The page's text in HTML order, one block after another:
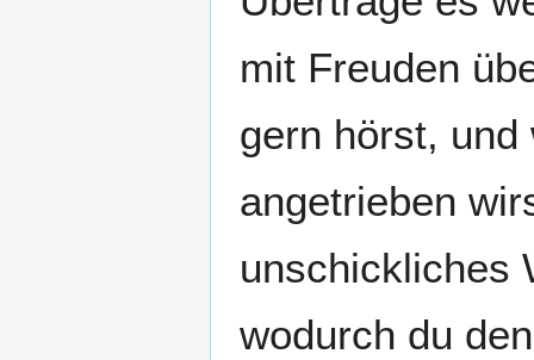
mit Freuden
gern hörst,
angetrieben
unschickliches
wodurch du